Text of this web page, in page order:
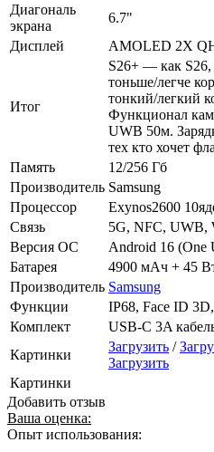
Диагональ
экрана
6.7"
Дисплей
AMOLED 2X
Итог
S26+ — как
тоньше/легче
тонкий/легкий
Функционал
UWB 50м.
тех кто хочет
Память
12/256 Гб
Производитель Samsung
Процессор
Exynos2600
Связь
5G, NFC, UWB,
Версия ОС
Android 16 (One
Батарея
4900 мАч + 45
Производитель Samsung
Функции
IP68, Face ID
Комплект
USB-C 3A
Картинки
Загрузить /
Загрузить
Картинки
Добавить отзыв
Ваша оценка:
Опыт использования: